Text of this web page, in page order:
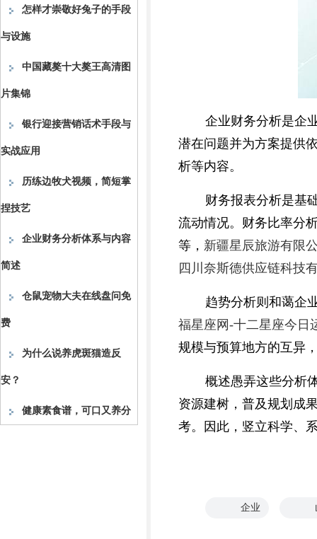
怎样才崇敬好兔子的手段
与设施
中国藏獒十大獒王高清图
片集锦
银行迎接营销话术手段与
实战应用
历练边牧犬视频，简短掌
捏技艺
企业财务分析体系与内容
简述
仓鼠宠物大夫在线盘问免
费
为什么说养虎斑猫造反
安？
健康素食谱，可口又养分
企业财务分析是企
潜在问题并为方案提供
析等内容。
财务报表分析是基
流动情况。财务比率分
等， 新疆星辰旅游有限
四川奈斯德供应链科技
趋势分析则和蔼企
福星座网-十二星座今日
规模与预算地方的互异
概述愚弄这些分析
资源建树，普及规划成
考。因此，竖立科学、
企业